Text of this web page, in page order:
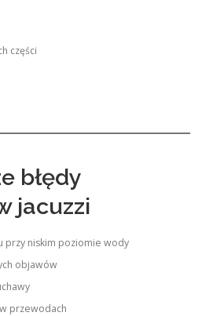
części
błędy
jacuzzi
przy niskim poziomie wody
objawów
przewodach